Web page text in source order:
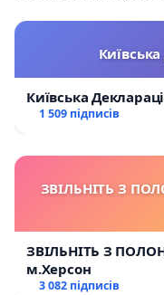
Київська
1 509 підписів
ЗВІЛЬНІТЬ З
ЗВІЛЬНІТЬ З
м.Херсон
3 082 підписів